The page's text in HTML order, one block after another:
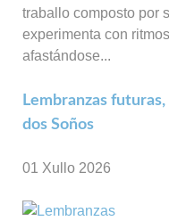
traballo composto por
experimenta con
afastándose...
Lembranzas
dos Soños
01 Xullo 2026